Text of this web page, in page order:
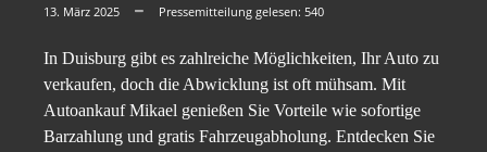
13. März 2025 Pressemitteilung gelesen: 540
In Duisburg gibt es zahlreiche Möglichkeiten, Ihr Auto zu
verkaufen, doch die Abwicklung ist oft mühsam. Mit
Autoankauf Mikael genießen Sie Vorteile wie sofortige
Barzahlung und gratis Fahrzeugabholung. Entdecken Sie